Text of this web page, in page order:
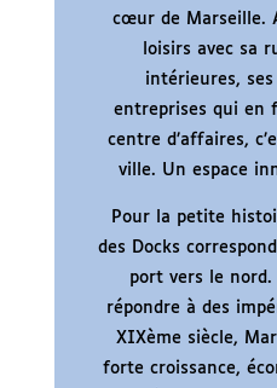
cœur de Marseille.
loisirs avec sa
intérieures,
entreprises qui en
centre d’affaires,
ville. Un espace
Pour la petite
des Docks
port vers le nord.
répondre à des
XIXème siècle,
forte croissance,